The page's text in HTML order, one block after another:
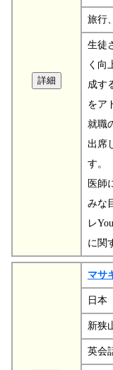
旅行
生徒
く向
成す
をア
就職
出席
す。
医師
みな
レ
に関
マサ
日本
新狭
英会